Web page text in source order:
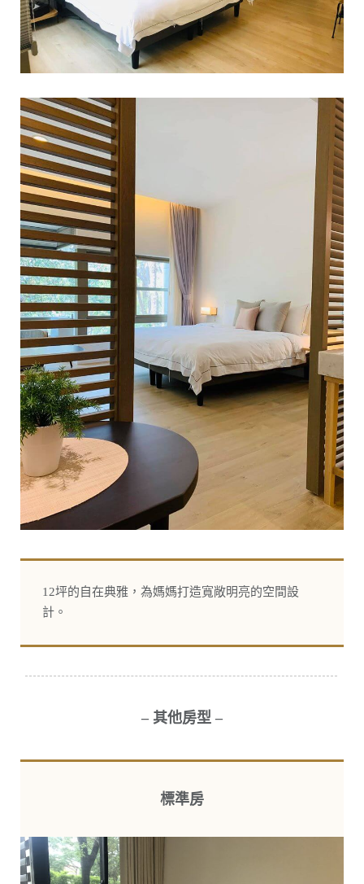
12坪的自在典雅，為媽媽打造寬敞明亮的空間設
計。
– 其他房型 –
標準房